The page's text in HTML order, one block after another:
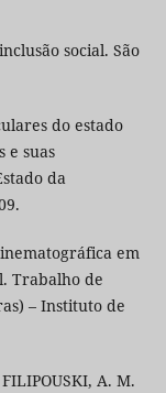
social. São
do estado
e suas
da
em
Trabalho de
– Instituto de
A. M.